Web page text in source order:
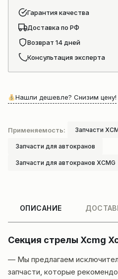
Гарантия качества
Доставка по РФ
Возврат 14 дней
Консультация эксперта
Нашли дешевле? Снизим цену!
Применяемость: Запчасти
Запчасти для автокранов
Запчасти для автокранов XCMG
ОПИСАНИЕ
Секция стрелы Xcmg
— Мы предлагаем
запчасти, которые